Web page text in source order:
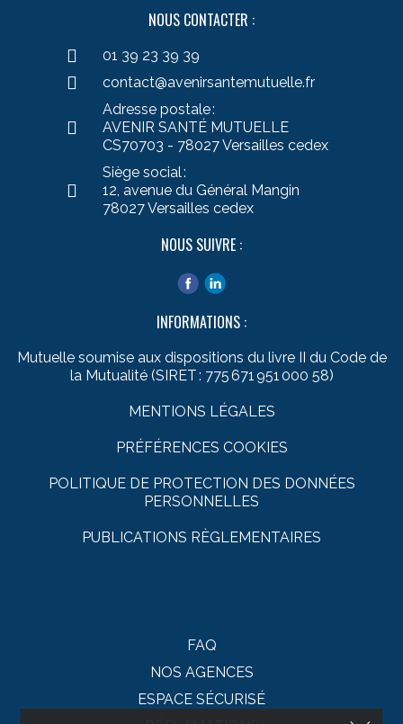
NOUS CONTACTER :
01 39 23 39 39
contact@avenirsantemutuelle.fr
Adresse postale :
AVENIR SANTÉ MUTUELLE
CS70703 - 78027 Versailles cedex
Siège social :
12, avenue du Général Mangin
78027 Versailles cedex
NOUS SUIVRE :
INFORMATIONS :
Mutuelle soumise aux dispositions du livre II du Code de
la Mutualité (SIRET : 775 671 951 000 58)
MENTIONS LÉGALES
PRÉFÉRENCES COOKIES
POLITIQUE DE PROTECTION DES DONNÉES
PERSONNELLES
PUBLICATIONS RÈGLEMENTAIRES
FAQ
NOS AGENCES
ESPACE SÉCURISÉ